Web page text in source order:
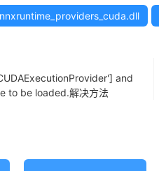
and
to be loaded.解决方法